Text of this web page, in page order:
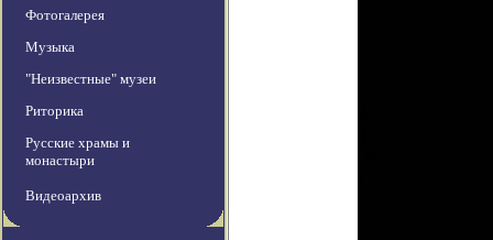
Фотогалерея
Музыка
"Неизвестные" музеи
Риторика
Русские храмы и
монастыри
Видеоархив